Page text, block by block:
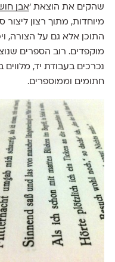
שהקים את הוצאת ׳אבן
מיוחדות, מתוך רצון
התוכן אלא גם על הצורה,
מוקפדים. רוב הספרים
נכרכים בעבודת יד, מלווים
חתומים וממוספרים.